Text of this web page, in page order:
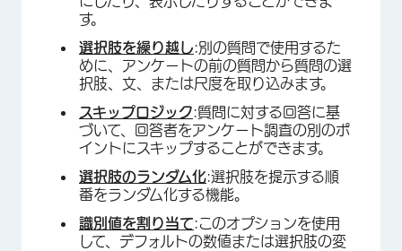
す。
選択肢を繰り越し:別の質問で使用するた
めに、アンケートの前の質問から質問の選
択肢、文、または尺度を取り込みます。
スキップロジック:質問に対する回答に基
づいて、回答者をアンケート調査の別のポ
イントにスキップすることができます。
選択肢のランダム化:選択肢を提示する順
番をランダム化する機能。
識別値を割り当て:このオプションを使用
して、デフォルトの数値または選択肢の変